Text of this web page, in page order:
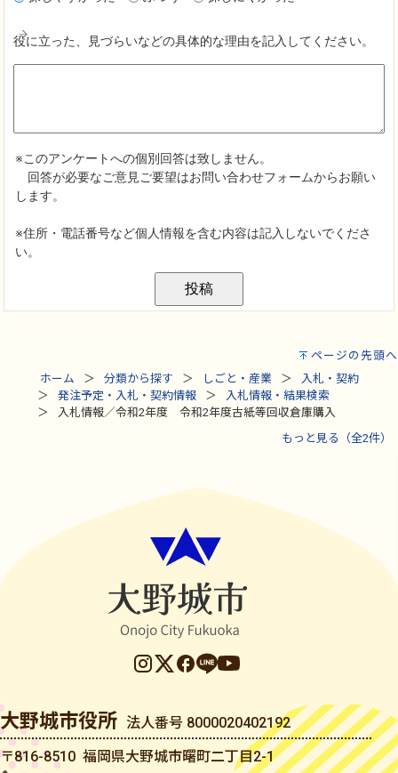
ページの先頭へ
ホーム
分類から探す しごと・産業
入札・契約
発注予定・入札・契約情報
入札情報・結果検索
入札情報／令和2年度 令和2年度古紙等回収倉庫購入
もっと見る（全2件）
大野城市役所 法人番号 8000020402192
〒816-8510 福岡県大野城市曙町二丁目2-1